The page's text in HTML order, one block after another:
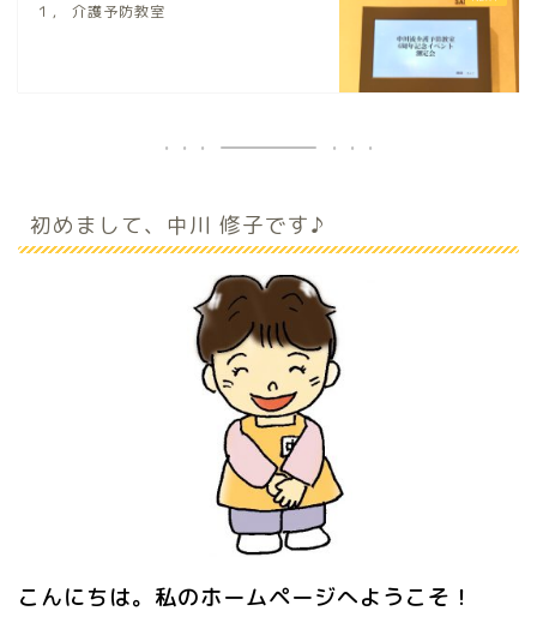
１， 介護予防教室
初めまして、中川 修子です♪
こんにちは。私のホームページへようこそ！